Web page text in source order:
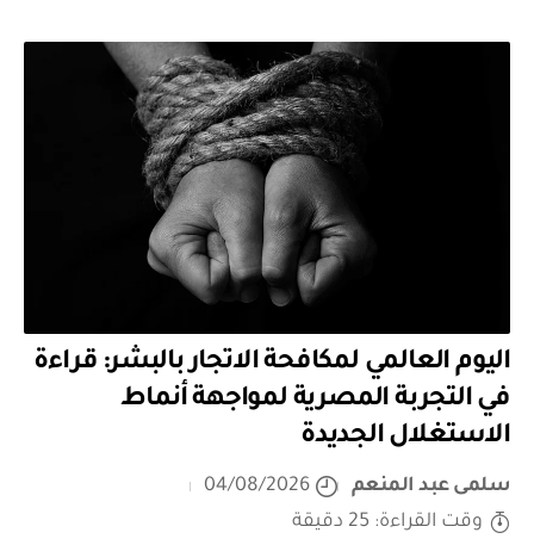
اليوم العالمي لمكافحة الاتجار بالبشر: قراءة
في التجربة المصرية لمواجهة أنماط
الاستغلال الجديدة
سلمى عبد المنعم
04/08/2026
وقت القراءة: 25 دقيقة